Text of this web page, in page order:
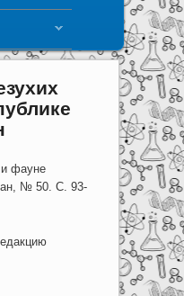
фауне
№ 50. С. 93-